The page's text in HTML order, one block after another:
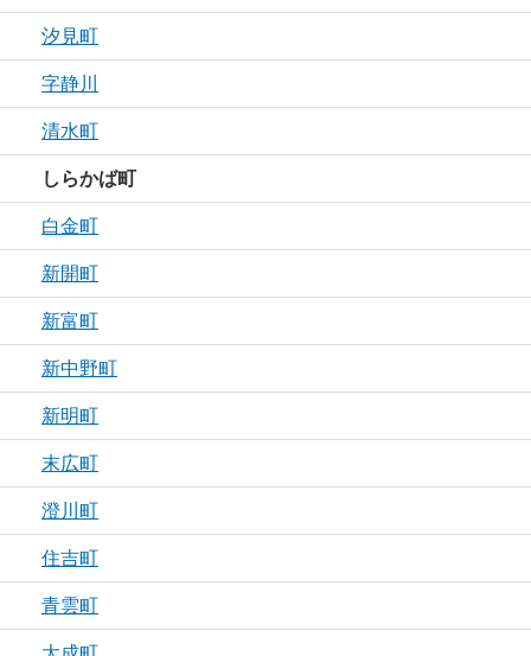
汐見町
字静川
清水町
しらかば町
白金町
新開町
新富町
新中野町
新明町
末広町
澄川町
住吉町
青雲町